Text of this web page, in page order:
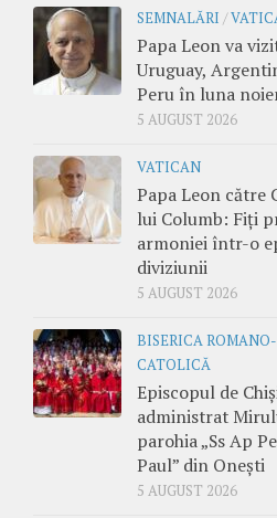
SEMNALĂRI /
Papa Leon va
Uruguay,
Peru în luna
5 AUGUST 2026
VATICAN
Papa Leon către
lui Columb: Fiți
armoniei într-o
diviziunii
5 AUGUST 2026
BISERICA ROMANO-
CATOLICĂ
Episcopul de
administrat
parohia „Ss Ap
Paul” din Onești
5 AUGUST 2026